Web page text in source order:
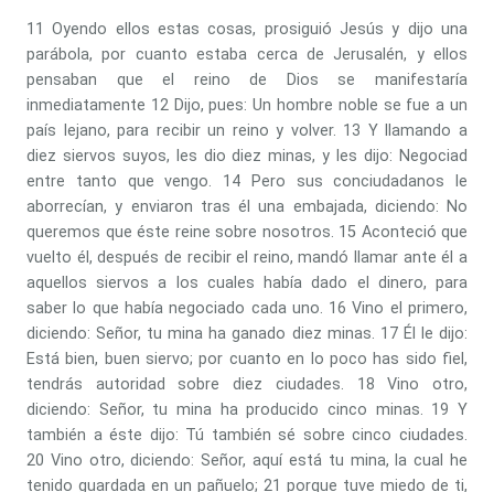
11 Oyendo ellos estas cosas, prosiguió Jesús y dijo una
parábola, por cuanto estaba cerca de Jerusalén, y ellos
pensaban que el reino de Dios se manifestaría
inmediatamente 12 Dijo, pues: Un hombre noble se fue a un
país lejano, para recibir un reino y volver. 13 Y llamando a
diez siervos suyos, les dio diez minas, y les dijo: Negociad
entre tanto que vengo. 14 Pero sus conciudadanos le
aborrecían, y enviaron tras él una embajada, diciendo: No
queremos que éste reine sobre nosotros. 15 Aconteció que
vuelto él, después de recibir el reino, mandó llamar ante él a
aquellos siervos a los cuales había dado el dinero, para
saber lo que había negociado cada uno. 16 Vino el primero,
diciendo: Señor, tu mina ha ganado diez minas. 17 Él le dijo:
Está bien, buen siervo; por cuanto en lo poco has sido fiel,
tendrás autoridad sobre diez ciudades. 18 Vino otro,
diciendo: Señor, tu mina ha producido cinco minas. 19 Y
también a éste dijo: Tú también sé sobre cinco ciudades.
20 Vino otro, diciendo: Señor, aquí está tu mina, la cual he
tenido guardada en un pañuelo; 21 porque tuve miedo de ti,